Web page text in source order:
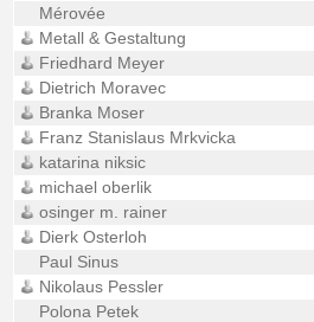
Mérovée
Metall & Gestaltung
Friedhard Meyer
Dietrich Moravec
Branka Moser
Franz Stanislaus Mrkvicka
katarina niksic
michael oberlik
osinger m. rainer
Dierk Osterloh
Paul Sinus
Nikolaus Pessler
Polona Petek